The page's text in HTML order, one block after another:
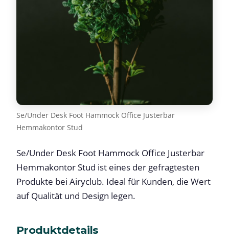
Se/Under Desk Foot Hammock Office Justerbar
Hemmakontor Stud
Se/Under Desk Foot Hammock Office Justerbar
Hemmakontor Stud ist eines der gefragtesten
Produkte bei Airyclub. Ideal für Kunden, die Wert
auf Qualität und Design legen.
Produktdetails